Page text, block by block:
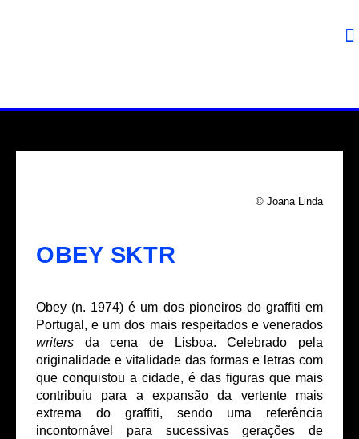
OBEY SKTR
Obey (n. 1974) é um dos pioneiros do graffiti em
Portugal, e um dos mais respeitados e venerados
writers da cena de Lisboa. Celebrado pela
originalidade e vitalidade das formas e letras com
que conquistou a cidade, é das figuras que mais
contribuiu para a expansão da vertente mais
extrema do graffiti, sendo uma referência
incontornável para sucessivas gerações de
© Joana Linda